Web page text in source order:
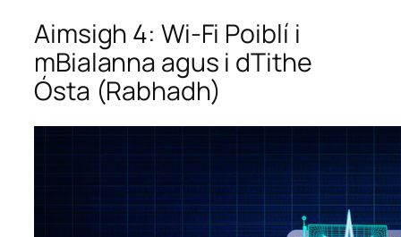
Aimsigh 4: Wi-Fi Poiblí i
mBialanna agus i dTithe
Ósta (Rabhadh)